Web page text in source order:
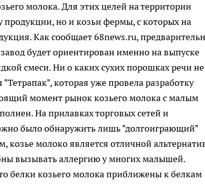
молока. Для этих целей на территории
продукции, но и козьи фермы, с которых на
Как сообщает 68news.ru,
будет ориентирован именно на выпуске
смеси. Ни о каких сухих порошках речи не
которая уже провела разработку
момент рынок козьего молока с малым
На прилавках торговых сетей и
было обнаружить лишь "долгоиграющий"
козье молоко является отличной
вызывать аллергию у многих малышей.
белки козьего молока приближены к белкам